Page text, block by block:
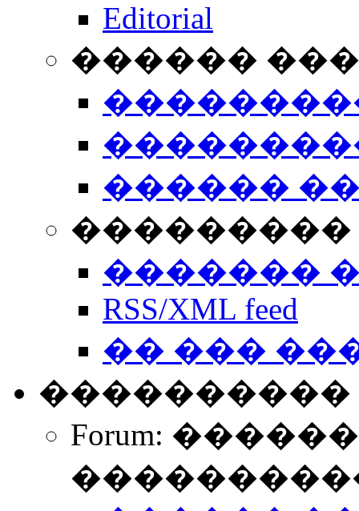
Editorial
������
������
���������
�������
RSS/XML feed
�� ���
����������
Forum: